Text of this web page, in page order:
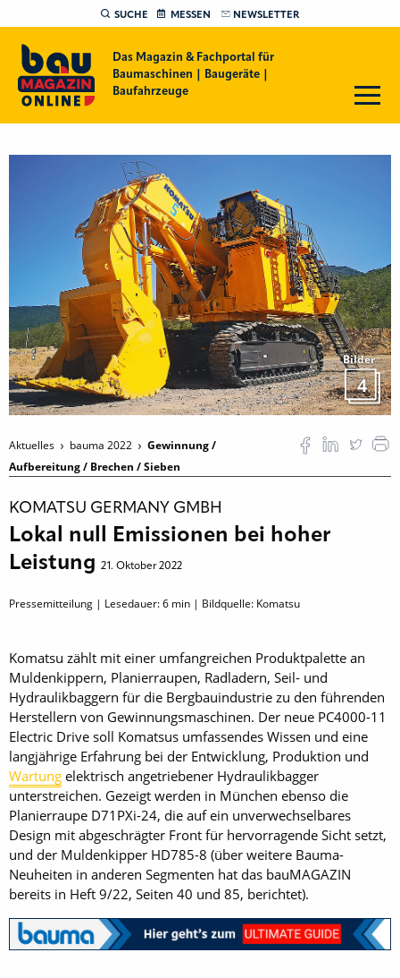
SUCHE MESSEN NEWSLETTER
Das Magazin & Fachportal für
Baumaschinen | Baugeräte |
Baufahrzeuge
Bilder
4
Aktuelles bauma 2022
Gewinnung /
Aufbereitung / Brechen / Sieben
KOMATSU GERMANY GMBH
Lokal null Emissionen bei hoher
Leistung 21. Oktober 2022
Pressemitteilung | Lesedauer:6 min | Bildquelle: Komatsu
Komatsu zählt mit einer umfangreichen Produktpalette an
Muldenkippern, Planierraupen, Radladern, Seil- und
Hydraulikbaggern für die Bergbauindustrie zu den führenden
Herstellern von Gewinnungsmaschinen. Der neue PC4000-11
Electric Drive soll Komatsus umfassendes Wissen und eine
langjährige Erfahrung bei der Entwicklung, Produktion und
Wartung elektrisch angetriebener Hydraulikbagger
unterstreichen. Gezeigt werden in München ebenso die
Planierraupe D71PXi-24, die auf ein unverwechselbares
Design mit abgeschrägter Front für hervorragende Sicht setzt,
und der Muldenkipper HD785-8 (über weitere Bauma-
Neuheiten in anderen Segmenten hat das bauMAGAZIN
bereits in Heft 9/22, Seiten 40 und 85, berichtet).